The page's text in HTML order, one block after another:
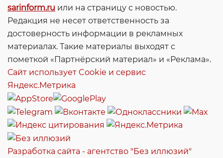
sarinform.ru или на страницу с новостью.
Редакция не несет ответственность за
достоверность информации в рекламных
материалах. Такие материалы выходят с
пометкой «Партнёрский материал» и «Реклама».
Сайт использует Cookie и сервиc
Яндекс.Метрика
Разработка сайта - агентство "Без иллюзий"